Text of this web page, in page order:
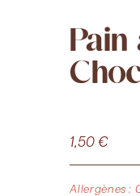
Pain
1,50€
Allergènes :